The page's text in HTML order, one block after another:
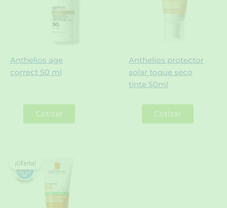
Anthelios age
correct 50 ml
Cotizar
Anthelios protector
solar toque seco
tinte 50ml
Cotizar
¡Oferta!
¡Oferta!